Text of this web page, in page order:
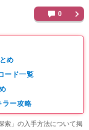
0
め
ード一覧
ラー攻略
索」の入手方法について掲